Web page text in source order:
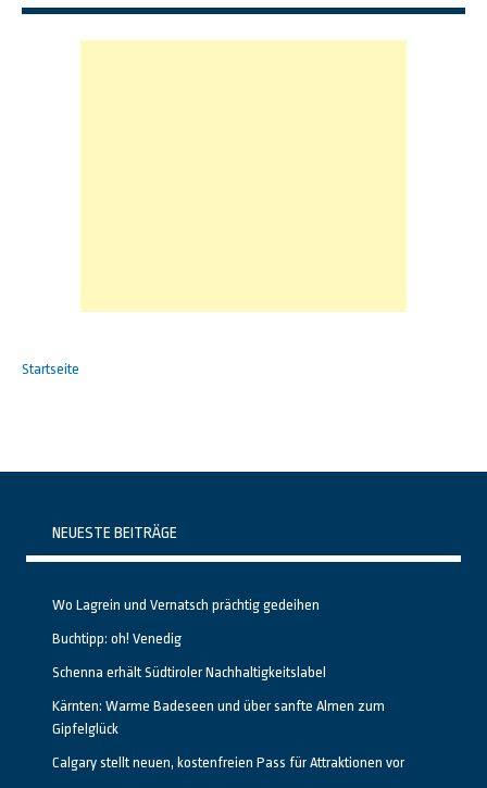
Startseite
NEUESTE BEITRÄGE
Wo Lagrein und Vernatsch prächtig gedeihen
Buchtipp: oh! Venedig
Schenna erhält Südtiroler Nachhaltigkeitslabel
Kärnten: Warme Badeseen und über sanfte Almen zum
Gipfelglück
Calgary stellt neuen, kostenfreien Pass für Attraktionen vor